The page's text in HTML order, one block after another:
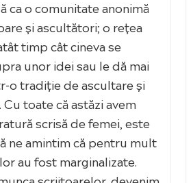
ca o comunitate anonimă
și ascultători; o rețea
timp cât cineva se
unor idei sau le dă mai
o tradiție de ascultare și
toate că astăzi avem
scrisă de femei, este
ne amintim că pentru mult
au fost marginalizate.